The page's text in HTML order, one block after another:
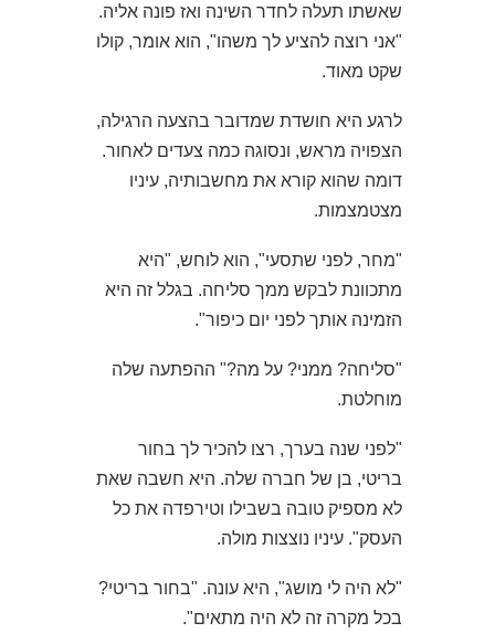
שאשתו תעלה לחדר השינה ואז פונה אליה.
"אני רוצה להציע לך משהו", הוא אומר, קולו
שקט מאוד.
לרגע היא חושדת שמדובר בהצעה הרגילה,
הצפויה מראש, ונסוגה כמה צעדים לאחור.
דומה שהוא קורא את מחשבותיה, עיניו
מצטמצמות.
"מחר, לפני שתסעי", הוא לוחש, "היא
מתכוונת לבקש ממך סליחה. בגלל זה היא
הזמינה אותך לפני יום כיפור".
"סליחה? ממני? על מה?" ההפתעה שלה
מוחלטת.
"לפני שנה בערך, רצו להכיר לך בחור
בריטי, בן של חברה שלה. היא חשבה שאת
לא מספיק טובה בשבילו וטירפדה את כל
העסק". עיניו נוצצות מולה.
"לא היה לי מושג", היא עונה. "בחור בריטי?
בכל מקרה זה לא היה מתאים".